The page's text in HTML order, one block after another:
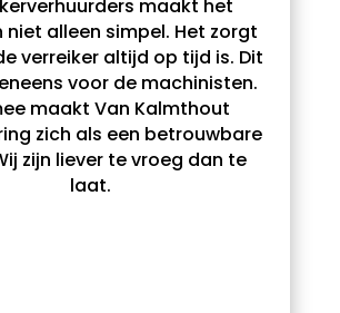
maakt het
niet alleen simpel. Het zorgt
verreiker altijd op tijd is. Dit
voor de machinisten.
maakt Van Kalmthout
zich als een betrouwbare
zijn liever te vroeg dan te
laat.